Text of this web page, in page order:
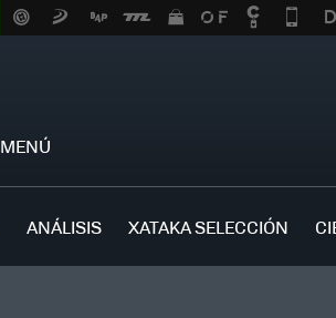
MENÚ
ANÁLISIS XATAKA SELECCIÓN